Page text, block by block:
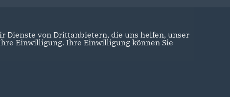
Dienste von Drittanbietern, die uns helfen, unser
Einwilligung. Ihre Einwilligung können Sie